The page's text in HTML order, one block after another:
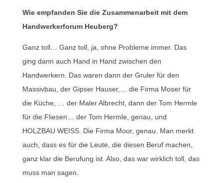
Wie empfanden Sie die Zusammenarbeit mit dem
Handwerkerforum Heuberg?
Ganz toll… Ganz toll, ja, ohne Probleme immer. Das
ging dann auch Hand in Hand zwischen den
Handwerkern. Das waren dann der Gruler für den
Massivbau, der Gipser Hauser,… die Firma Moser für
die Küche, … der Maler Albrecht, dann der Tom Hermle
für die Fliesen… der Tom Hermle, genau, und
HOLZBAU WEISS. Die Firma Moor, genau. Man merkt
auch, dass es für die Leute, die diesen Beruf machen,
ganz klar die Berufung ist. Also, das war wirklich toll, das
muss man sagen.